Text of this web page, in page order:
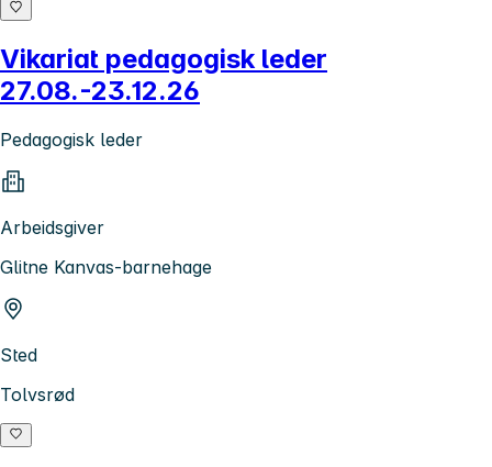
Vikariat pedagogisk leder
27.08.-23.12.26
Pedagogisk leder
Arbeidsgiver
Glitne Kanvas-barnehage
Sted
Tolvsrød